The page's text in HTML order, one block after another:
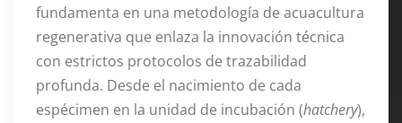
fundamenta en una metodología de acuacultura
regenerativa que enlaza la innovación técnica
con estrictos protocolos de trazabilidad
profunda. Desde el nacimiento de cada
espécimen en la unidad de incubación (hatchery),